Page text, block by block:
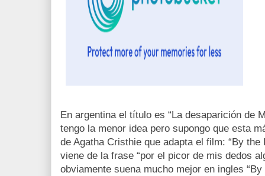
En argentina el título es “La desaparición de
tengo la menor idea pero supongo que esta
de Agatha Cristhie que adapta el film: “By
viene de la frase “por el picor de mis dedos
obviamente suena mucho mejor en ingles